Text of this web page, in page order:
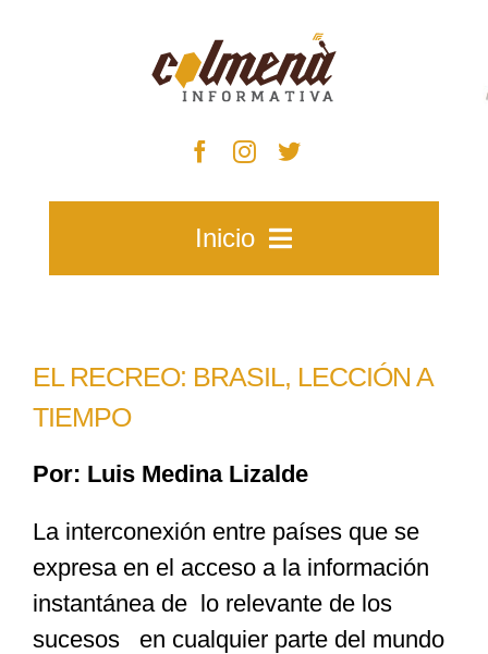
Inicio
Municipios
Especiales
Nacional
EL RECREO: BRASIL, LECCIÓN A
TIEMPO
Por: Luis Medina Lizalde
La interconexión entre países que se
expresa en el acceso a la información
instantánea de lo relevante de los
sucesos en cualquier parte del mundo